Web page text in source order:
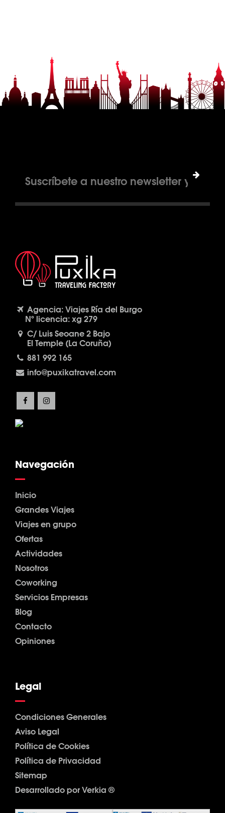
Agencia: Viajes Ría del Burgo
Nº licencia: xg 279
C/ Luis Seoane 2 Bajo
El Temple (La Coruña)
881 992 165
info@puxikatravel.com
Navegación
Inicio
Grandes Viajes
Viajes en grupo
Ofertas
Actividades
Nosotros
Coworking
Servicios Empresas
Blog
Contacto
Opiniones
Legal
Condiciones Generales
Aviso Legal
Política de Cookies
Política de Privacidad
Sitemap
Desarrollado por Verkia ®